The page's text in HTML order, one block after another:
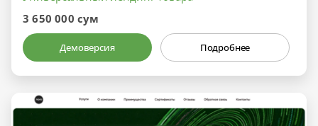
3 650 000 сум
Демоверсия Подробнее